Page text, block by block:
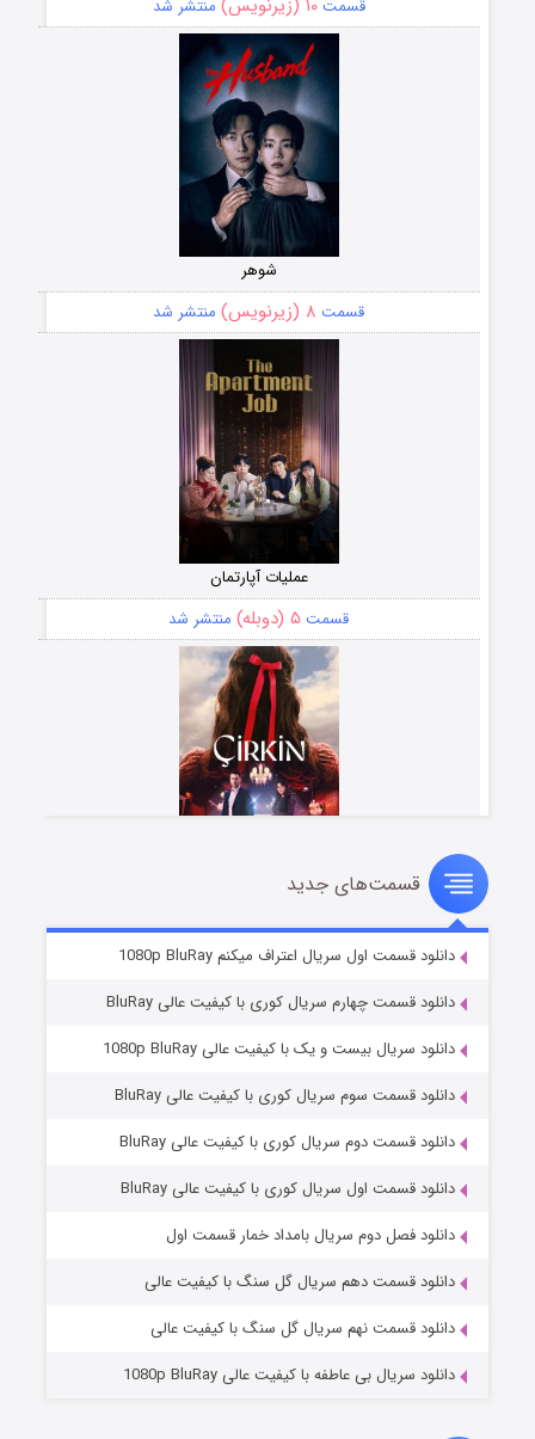
قسمت منتشر شد
شوهر
قسمت ۸ (زیرنویس) منتشر شد
عملیات آپارتمان
قسمت ۵ (دوبله) منتشر شد
سریال زشت
قسمت۲ (زیرنویس) منتشر شد
مردگان متحرک: شهر مرده ۳
قسمت۲ (زیرنویس) منتشر شد
قسمت‌های جدید
دانلود قسمت اول سریال اعتراف میکنم 1080p BluRay
دانلود قسمت چهارم سریال کوری با کیفیت عالی BluRay
دانلود سریال بیست و یک با کیفیت عالی 1080p BluRay
دانلود قسمت سوم سریال کوری با کیفیت عالی BluRay
دانلود قسمت دوم سریال کوری با کیفیت عالی BluRay
دانلود قسمت اول سریال کوری با کیفیت عالی BluRay
دانلود فصل دوم سریال بامداد خمار قسمت اول
دانلود قسمت دهم سریال گل سنگ با کیفیت عالی
دانلود قسمت نهم سریال گل سنگ با کیفیت عالی
دانلود سریال بی عاطفه با کیفیت عالی 1080p BluRay